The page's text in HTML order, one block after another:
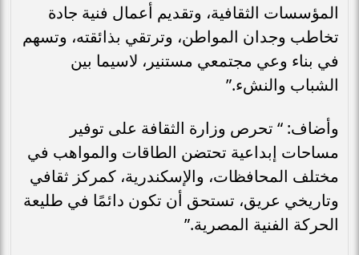
المؤسسات الثقافية، وتقديم أعمال فنية جادة
تخاطب وجدان المواطن، وترتقي بذائقته، وتسهم
في بناء وعي مجتمعي مستنير، لاسيما بين
الشباب والنشء.”
وأضاف: “ تحرص وزارة الثقافة على توفير
مساحات إبداعية تحتضن الطاقات والمواهب في
مختلف المحافظات، والإسكندرية، كمركز ثقافي
وتاريخي عريق، تستحق أن تكون دائمًا في طليعة
الحركة الفنية المصرية.”